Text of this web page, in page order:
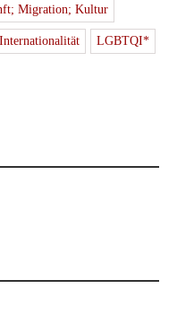
Migration; Kultur
Internationalität LGBTQI*